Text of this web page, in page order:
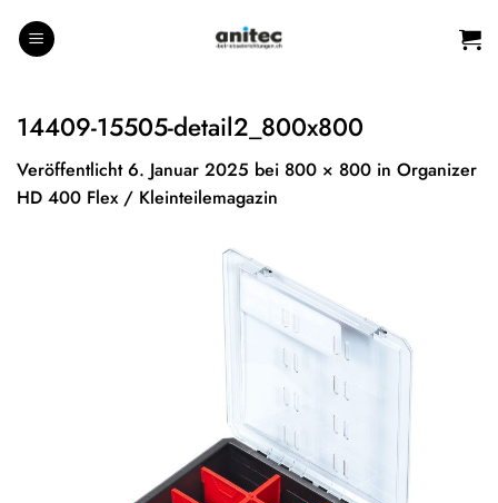
Inhalt
14409-15505-detail2_800x800
Veröffentlicht6. Januar 2025 bei 800 × 800 in Organizer
HD 400 Flex / Kleinteilemagazin